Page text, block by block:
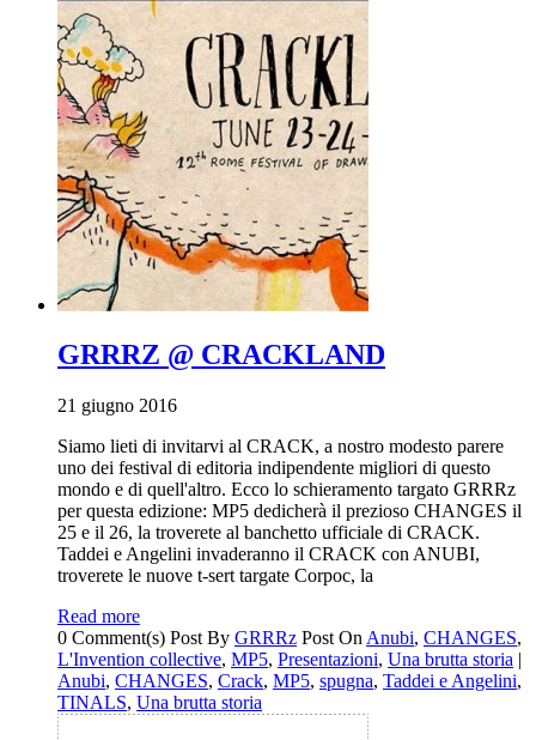
GRRRZ @ CRACKLAND
21 giugno 2016
Siamo lieti di invitarvi al CRACK, a nostro modesto parere
uno dei festival di editoria indipendente migliori di questo
mondo e di quell'altro. Ecco lo schieramento targato GRRRz
per questa edizione: MP5 dedicherà il prezioso CHANGES il
25 e il 26, la troverete al banchetto ufficiale di CRACK.
Taddei e Angelini invaderanno il CRACK con ANUBI,
troverete le nuove t-sert targate Corpoc, la
Read more
0 Comment(s) Post By GRRRz Post On Anubi, CHANGES,
L'Invention collective, MP5, Presentazioni, Una brutta storia |
Anubi, CHANGES, Crack, MP5, spugna, Taddei e Angelini,
TINALS, Una brutta storia